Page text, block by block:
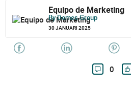
Equipo de Marketing
By Demes Group
30 JANUARI 2025
0